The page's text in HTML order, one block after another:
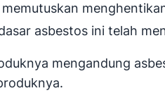
asbestos ini telah
mengandung